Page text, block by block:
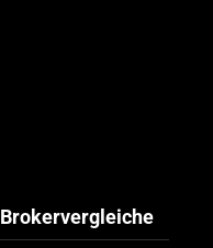
Brokervergleiche